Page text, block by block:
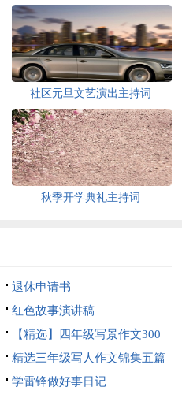
社区元旦文艺演出主持词
秋季开学典礼主持词
退休申请书
红色故事演讲稿
【精选】四年级写景作文300
字集合五篇
精选三年级写人作文锦集五篇
学雷锋做好事日记